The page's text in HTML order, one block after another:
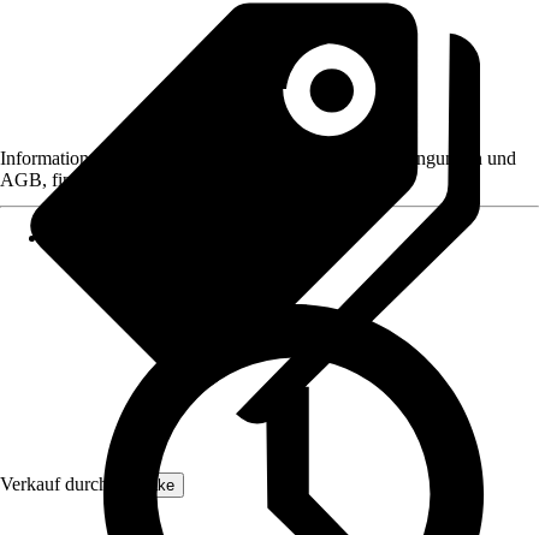
Verkauf durch: tectake
Informationen des Verkäufers, wie z. B. Rückgabebedingungen und
AGB, finden Sie bei Klick auf den Verkäufernamen.